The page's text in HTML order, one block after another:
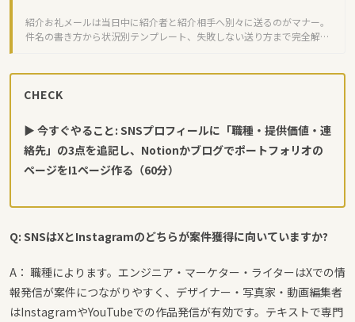
紹介お礼メールは当日中に紹介者と紹介相手へ別々に送るのがマナー。
件名の書き方から状況別テンプレート、失敗しない送り方まで完全解
CHECK
▶ 今すぐやること: SNSプロフィールに「職種・提供価値・連
絡先」の3点を追記し、Notionかブログでポートフォリオの
ページをI1ページ作る（60分）
Q: SNSはXとInstagramのどちらが案件獲得に向いていますか?
A： 職種によります。エンジニア・マーケター・ライターはXでの情
報発信が案件につながりやすく、デザイナー・写真家・動画編集者
はInstagramやYouTubeでの作品発信が有効です。テキストで専門